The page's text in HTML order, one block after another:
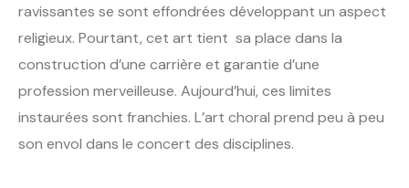
ravissantes se sont effondrées développant un aspect
religieux. Pourtant, cet art tient sa place dans la
construction d’une carrière et garantie d’une
profession merveilleuse. Aujourd’hui, ces limites
instaurées sont franchies. L’art choral prend peu à peu
son envol dans le concert des disciplines.